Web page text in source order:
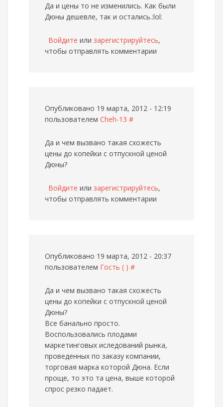
Да и цены то не изменились. Как были
Дюны дешевле, так и остались.:lol:
Войдите или зарегистрируйтесь,
чтобы отправлять комментарии
Опубликовано 19 марта, 2012 - 12:19
пользователем Cheh-13 #
Да и чем вызвано такая схожесть
цены до копейки с отпускной ценой
Дюны?
Войдите или зарегистрируйтесь,
чтобы отправлять комментарии
Опубликовано 19 марта, 2012 - 20:37
пользователем Гость ( ) #
Да и чем вызвано такая схожесть
цены до копейки с отпускной ценой
Дюны?
Все банально просто.
Воспользовались плодами
маркетинговых иследований рынка,
проведенных по заказу компании,
торговая марка которой Дюна. Если
проще, то это та цена, выше которой
спрос резко падает.